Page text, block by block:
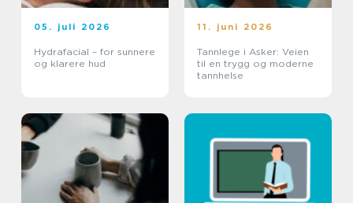
05. juli 2026
Hydrafacial – for sunnere
og klarere hud
11. juni 2026
Tannlege i Asker: Veien
til en trygg og moderne
tannhelse